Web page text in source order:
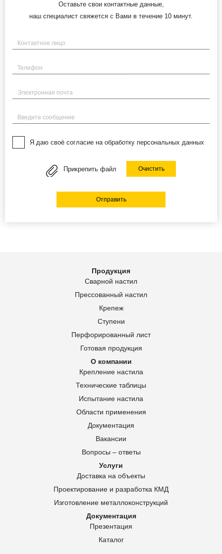
Оставьте свои контактные данные,
наш специалист свяжется с Вами в течение 10 минут.
Имя
Телефон
Электронная почта
Введите сообщение
Я даю своё согласие на обработку персональных данных
Прикрепить файл Очистить
Отправить
Продукция
Сварной настил
Прессованный настил
Крепеж
Ступени
Перфорированный лист
Готовая продукция
О компании
Крепление настила
Технические таблицы
Испытание настила
Области применения
Документация
Вакансии
Вопросы – ответы
Услуги
Доставка на объекты
Проектирование и разработка КМД
Изготовление металлоконструкций
Документация
Презентация
Каталог